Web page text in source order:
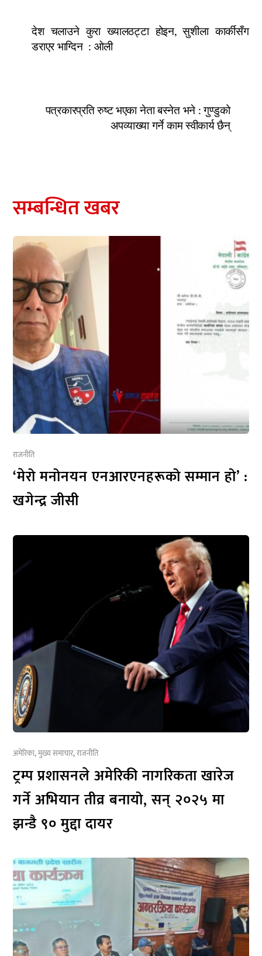
देश चलाउने कुरा ख्यालठट्टा होइन, सुशीला कार्कीसँग
डराएर भाग्दिन : ओली
पत्रकारप्रति रुष्ट भएका नेता बस्नेत भने : गुण्डुको
अपव्याख्या गर्ने काम स्वीकार्य छैन्
सम्बन्धित खबर
राजनीति
‘मेरो मनोनयन एनआरएनहरूको सम्मान हो’ :
खगेन्द्र जीसी
अमेरिका,मुख्य समाचार,राजनीति
ट्रम्प प्रशासनले अमेरिकी नागरिकता खारेज
गर्ने अभियान तीव्र बनायो, सन् २०२५ मा
झन्डै ९० मुद्दा दायर